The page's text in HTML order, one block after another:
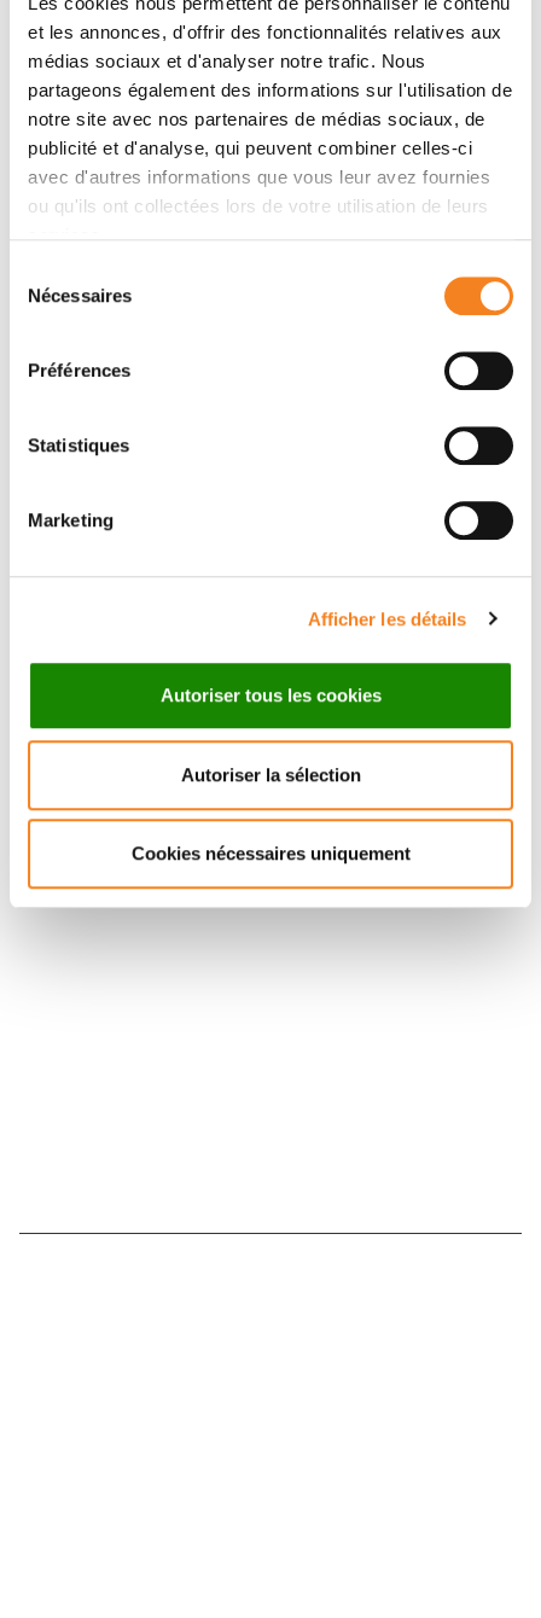
et les annonces, d'offrir des fonctionnalités relatives aux
médias sociaux et d'analyser notre trafic. Nous
partageons également des informations sur l'utilisation de
notre site avec nos partenaires de médias sociaux, de
publicité et d'analyse, qui peuvent combiner celles-ci
avec d'autres informations que vous leur avez fournies
ou qu'ils ont collectées lors de votre utilisation de leurs
Nécessaires
Préférences
Statistiques
Marketing
Afficher les détails
Autoriser tous les cookies
Autoriser la sélection
Cookies nécessaires uniquement
Colas, Pascal Pujol, Sophie Lejeune, Catherine Dugast,
Bruno Buecher, Laurence Faivre, Dominique Leroux,
Paul Gesta, Isabelle Coupier, Rosine Guimbaud,
Pascaline Berthet, Sylvie Manouvrier, Estelle Cauchin,
Fabienne Prieur, Pierre Laurent-Puig, Marine Lebrun,
Philippe Jonveaux, Jean Chiesa, Olivier Caron, Marie-
Emmanuelle Morin-Meschin, Florence Polycarpe-
Chehadeh, François Duhoux, Marion Gauthier-Villars,
Rame, Laurence Brugières, Qing Wang, Brigitte
Bressac-de Paillerets, Jean-Marc Rey, Christine
Toulas, Marie-Pierre Buisine, Myriam Bronner, Joanna
Sokolowska, Agnès Hardouin, Anne-Françoise
Jacques Benichou, Thierry Frebourg
Suivez l'Institut Curie